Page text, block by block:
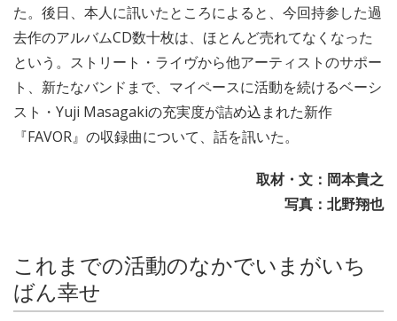
た。後日、本人に訊いたところによると、今回持参した過
去作のアルバムCD数十枚は、ほとんど売れてなくなった
という。ストリート・ライヴから他アーティストのサポー
ト、新たなバンドまで、マイペースに活動を続けるベーシ
スト・Yuji Masagakiの充実度が詰め込まれた新作
『FAVOR』の収録曲について、話を訊いた。
取材・文：岡本貴之
写真：北野翔也
これまでの活動のなかでいまがいち
ばん幸せ